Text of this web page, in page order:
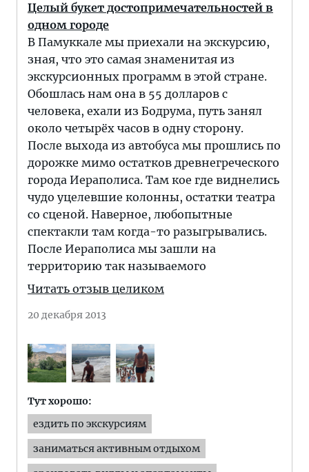
Целый букет достопримечательностей в
одном городе
В Памуккале мы приехали на экскурсию,
зная, что это самая знаменитая из
экскурсионных программ в этой стране.
Обошлась нам она в 55 долларов с
человека, ехали из Бодрума, путь занял
около четырёх часов в одну сторону.
После выхода из автобуса мы прошлись по
дорожке мимо остатков древнегреческого
города Иераполиса. Там кое где виднелись
чудо уцелевшие колонны, остатки театра
со сценой. Наверное, любопытные
спектакли там когда-то разыгрывались.
После Иераполиса мы зашли на
территорию так называемого
Читать отзыв целиком
20 декабря 2013
Тут хорошо:
ездить по экскурсиям
заниматься активным отдыхом